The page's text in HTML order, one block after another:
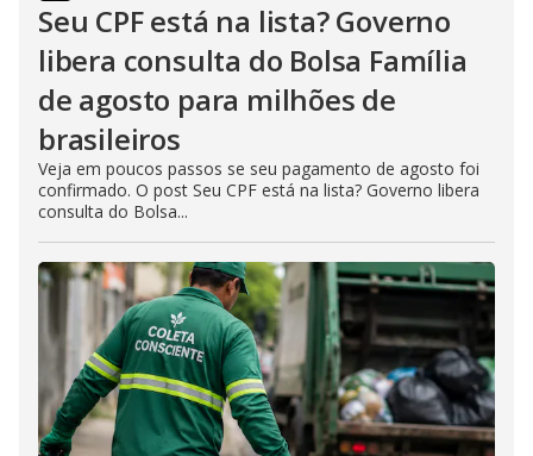
Seu CPF está na lista? Governo
libera consulta do Bolsa Família
de agosto para milhões de
brasileiros
Veja em poucos passos se seu pagamento de agosto foi
confirmado. O post Seu CPF está na lista? Governo libera
consulta do Bolsa...